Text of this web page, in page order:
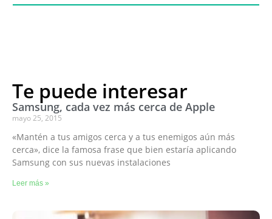
Te puede interesar
Samsung, cada vez más cerca de Apple
mayo 25, 2015
«Mantén a tus amigos cerca y a tus enemigos aún más
cerca», dice la famosa frase que bien estaría aplicando
Samsung con sus nuevas instalaciones
Leer más »